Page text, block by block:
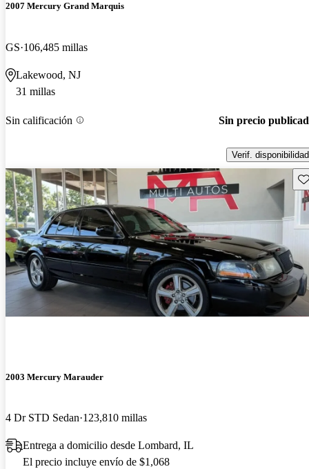
2007 Mercury Grand Marquis
GS 106,485 millas
Lakewood, NJ
31 millas
Sin calificación Sin precio
Verif. disponibilidad
2003 Mercury Marauder
4 Dr STD Sedan 123,810 millas
Entrega a domicilio desde Lombard, IL
El precio incluye envío de $1,068